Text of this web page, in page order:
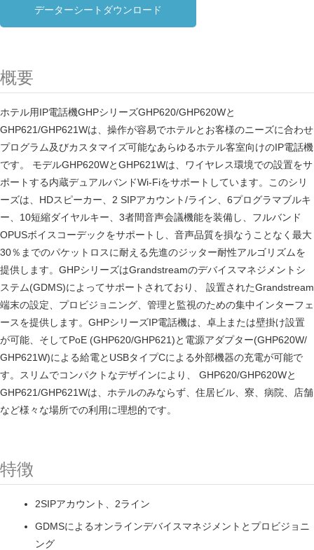
データーシートダウンロード
概要
ホテル用IP電話機GHPシリーズGHP620/GHP620Wと
GHP621/GHP621Wは、操作が容易でホテルとお客様のニーズに合わせ
プログラム及びカスタマイズ可能なあらゆるホテル客室向けのIP電話機
です。 モデルGHP620WとGHP621Wは、ワイヤレス環境での設置をサ
ポートする内蔵デュアルバンドWi-Fiをサポートしています。このシリ
ーズは、HDスピーカー、2 SIPアカウント/ライン、6プログラマブルキ
ー、10短縮ダイヤルキー、3者間音声会議機能を装備し、フルバンド
OPUSボイスコーデックをサポートし、音声品質を損なうことなく最大
30％までのパケットロスに耐える先進のジッター耐性アルゴリズムを
提供します。GHPシリーズはGrandstreamのデバイスマネジメントシ
ステム(GDMS)によってサポートされており、 設置されたGrandstream
端末の設定、プロビジョニング、管理と監視のための集中インターフェ
ースを提供します。GHPシリーズIP電話機は、卓上または壁掛け設置
が可能、そしてPoE (GHP620/GHP621)と電源アダプター(GHP620W/
GHP621W)による給電とUSBタイプCによる外部機器の充電が可能で
す。スリムでコンパクトなデザインにより、 GHP620/GHP620Wと
GHP621/GHP621Wは、ホテルのみならず、住居ビル、寮、病院、店舗
など様々な場所での利用に理想的です。
特徴
2SIPアカウント、2ライン
GDMSによるオンラインデバイスマネジメントとプロビジョニ
ング